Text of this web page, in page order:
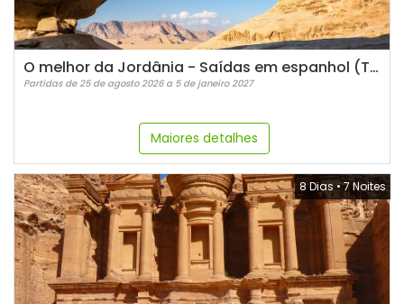
O melhor da Jordânia - Saídas em espanhol (Terças)
Partidas de 25 de agosto 2026 a 5 de janeiro 2027
Maiores detalhes
8 Dias •7 Noites